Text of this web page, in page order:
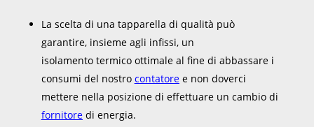
La scelta di una tapparella di qualità può
garantire, insieme agli infissi, un
isolamento termico ottimale al fine di abbassare i
consumi del nostro contatoree non doverci
mettere nella posizione di effettuare un cambio di
fornitoredi energia.